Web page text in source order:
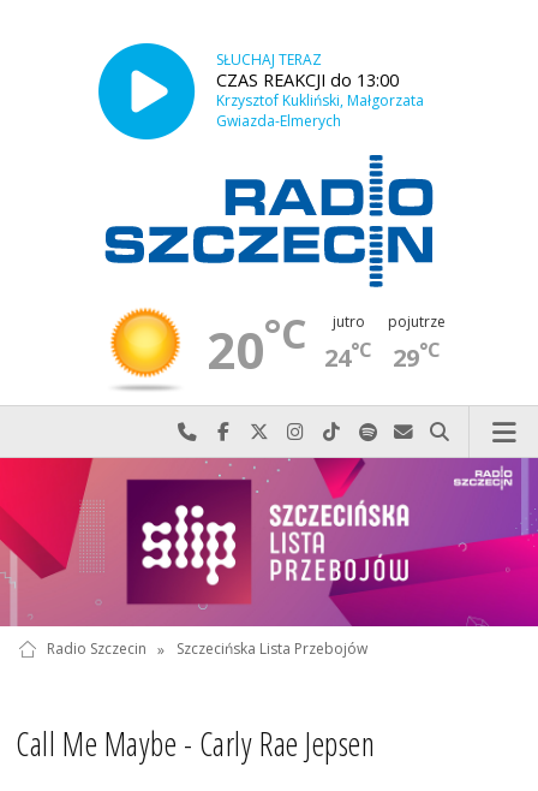
SŁUCHAJ TERAZ
CZAS REAKCJI do 13:00
Krzysztof Kukliński, Małgorzata
Gwiazda-Elmerych
20°C jutro
24°C
pojutrze
29°C
Najlepiej po prostu do nas zadzwoń
Odwiedź nas na Facebook-u
Odwiedź nas na X
Odwiedź nas na Instagram-ie
Odwiedź nas na TikTok-u
Szukaj nas na Spotify
Wyślij do nas
Szukaj
Radio Szczecin » Szczecińska Lista Przebojów
Call Me Maybe - Carly Rae Jepsen